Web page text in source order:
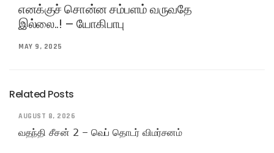
எனக்குச் சொன்ன சம்பளம் வருவதே
இல்லை..! – யோகிபாபு
MAY 9, 2025
Related Posts
AUGUST 8, 2026
வதந்தி சீசன் 2 – வெப் தொடர் விமர்சனம்